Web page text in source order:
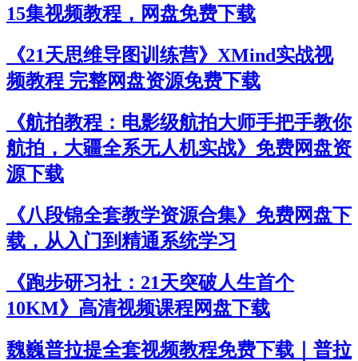
15集视频教程，网盘免费下载
《21天思维导图训练营》XMind实战视
频教程 完整网盘资源免费下载
《航拍教程：电影级航拍大师手把手教你
航拍，大疆全系无人机实战》免费网盘资
源下载
《八段锦全套教学资源合集》免费网盘下
载，从入门到精通系统学习
《跑步研习社：21天突破人生首个
10KM》高清视频课程网盘下载
魏巍普拉提全套视频教程免费下载｜普拉